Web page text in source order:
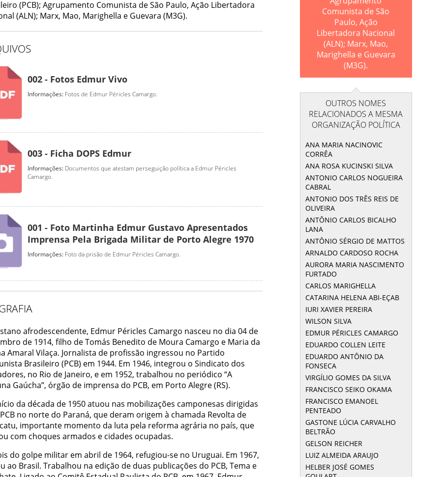
(PCB); Agrupamento Comunista de São Paulo, Ação Libertadora
(ALN); Marx, Mao, Marighella e Guevara (M3G).
002 - Fotos Edmur Vivo
Informações: Fotos de Edmur Péricles Camargo.
003 - Ficha DOPS Edmur
Informações: Documentos que atestam perseguição política a Edmur Péricles
Camargo.
001 - Foto Martinha Edmur Gustavo Apresentados
Imprensa Pela Brigada Militar de Porto Alegre 1970
Informações: Foto da prisão de Edmur Péricles Camargo.
afrodescendente, Edmur Péricles Camargo nasceu no dia 04 de
de 1914, filho de Tomás Benedito de Moura Camargo e Maria da
Amaral Vilaça. Jornalista de profissão ingressou no Partido
Brasileiro (PCB) em 1944. Em 1946, integrou o Sindicato dos
no Rio de Janeiro, e em 1952, trabalhou no periódico “A
Gaúcha”, órgão de imprensa do PCB, em Porto Alegre (RS).
da década de 1950 atuou nas mobilizações camponesas dirigidas
no norte do Paraná, que deram origem à chamada Revolta de
importante momento da luta pela reforma agrária no país, que
com choques armados e cidades ocupadas.
do golpe militar em abril de 1964, refugiou-se no Uruguai. Em 1967,
ao Brasil. Trabalhou na edição de duas publicações do PCB, Tema e
Comunista de São
Paulo, Ação
Libertadora Nacional
(ALN); Marx, Mao,
Marighella e Guevara
(M3G).
OUTROS NOMES
RELACIONADOS A MESMA
ORGANIZAÇÃO POLÍTICA
ANA MARIA NACINOVIC
CORRÊA
ANA ROSA KUCINSKI SILVA
ANTONIO CARLOS NOGUEIRA
CABRAL
ANTONIO DOS TRÊS REIS DE
OLIVEIRA
ANTÔNIO CARLOS BICALHO
LANA
ANTÔNIO SÉRGIO DE MATTOS
ARNALDO CARDOSO ROCHA
AURORA MARIA NASCIMENTO
FURTADO
CARLOS MARIGHELLA
CATARINA HELENA ABI-EÇAB
IURI XAVIER PEREIRA
WILSON SILVA
EDMUR PÉRICLES CAMARGO
EDUARDO COLLEN LEITE
EDUARDO ANTÔNIO DA
FONSECA
VIRGÍLIO GOMES DA SILVA
FRANCISCO SEIKO OKAMA
FRANCISCO EMANOEL
PENTEADO
GASTONE LÚCIA CARVALHO
BELTRÃO
GELSON REICHER
LUIZ ALMEIDA ARAUJO
HELBER JOSÉ GOMES